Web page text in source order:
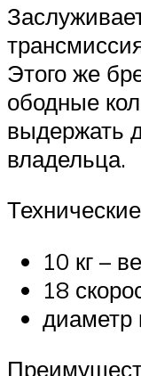
Этого же
ободные
выдержать
владельца.
10 кг –
18
диаметр